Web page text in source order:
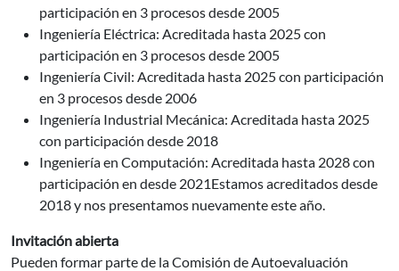
participación en 3 procesos desde 2005
Ingeniería Eléctrica: Acreditada hasta 2025 con
participación en 3 procesos desde 2005
Ingeniería Civil: Acreditada hasta 2025 con participación
en 3 procesos desde 2006
Ingeniería Industrial Mecánica: Acreditada hasta 2025
con participación desde 2018
Ingeniería en Computación: Acreditada hasta 2028 con
participación en desde 2021Estamos acreditados desde
2018 y nos presentamos nuevamente este año.
Invitación abierta
Pueden formar parte de la Comisión de Autoevaluación